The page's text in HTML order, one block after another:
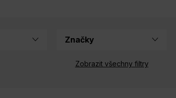
Značky
Zobrazit všechny filtry